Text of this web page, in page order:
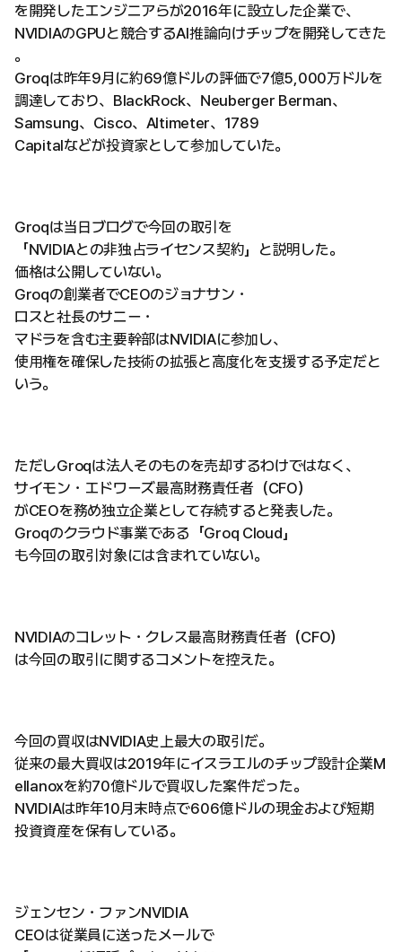
を開発したエンジニアらが2016年に設立した企業で、
NVIDIAのGPUと競合するAI推論向けチップを開発してきた
。
Groqは昨年9月に約69億ドルの評価で7億5,000万ドルを
調達しており、BlackRock、Neuberger Berman、
Samsung、Cisco、Altimeter、1789
Capitalなどが投資家として参加していた。
Groqは当日ブログで今回の取引を
「NVIDIAとの非独占ライセンス契約」と説明した。
価格は公開していない。
Groqの創業者でCEOのジョナサン・
ロスと社長のサニー・
マドラを含む主要幹部はNVIDIAに参加し、
使用権を確保した技術の拡張と高度化を支援する予定だと
いう。
ただしGroqは法人そのものを売却するわけではなく、
サイモン・エドワーズ最高財務責任者（CFO）
がCEOを務め独立企業として存続すると発表した。
Groqのクラウド事業である「Groq Cloud」
も今回の取引対象には含まれていない。
NVIDIAのコレット・クレス最高財務責任者（CFO）
は今回の取引に関するコメントを控えた。
今回の買収はNVIDIA史上最大の取引だ。
従来の最大買収は2019年にイスラエルのチップ設計企業M
ellanoxを約70億ドルで買収した案件だった。
NVIDIAは昨年10月末時点で606億ドルの現金および短期
投資資産を保有している。
ジェンセン・ファンNVIDIA
CEOは従業員に送ったメールで